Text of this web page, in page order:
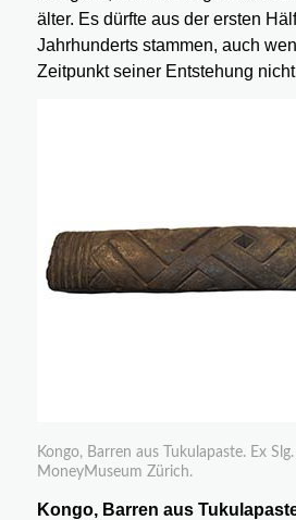
älter. Es dürfte aus der ersten
Jahrhunderts stammen, auch
Zeitpunkt seiner Entstehung
Kongo, Barren aus Tukulapaste. Ex
MoneyMuseum Zürich.
Kongo, Barren aus